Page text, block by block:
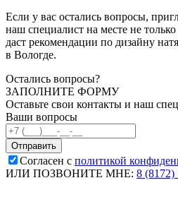
Если у вас остались вопросы,
наш специалист на месте не
даст рекомендации по дизайну
в Вологде.
Остались вопросы?
ЗАПОЛНИТЕ ФОРМУ
Оставьте свои контакты и наш
Ваши вопросы
Согласен с политикой
ИЛИ ПОЗВОНИТЕ МНЕ: 8 (8172)